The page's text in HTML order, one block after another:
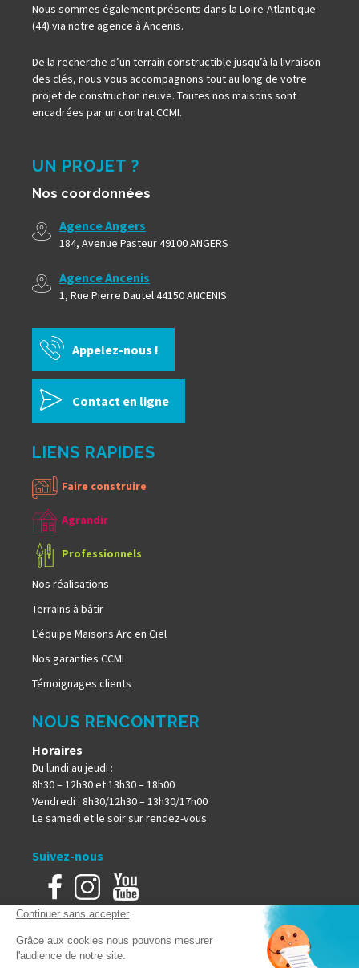
Nous sommes également présents dans la Loire-Atlantique
(44) via notre agence à Ancenis.
De la recherche d’un terrain constructible jusqu’à la livraison
des clés, nous vous accompagnons tout au long de votre
projet de construction neuve. Toutes nos maisons sont
encadrées par un contrat CCMI.
UN PROJET ?
Nos coordonnées
Agence Angers
184, Avenue Pasteur 49100 ANGERS
Agence Ancenis
1, Rue Pierre Dautel 44150 ANCENIS
Appelez-nous !
Contact en ligne
LIENS RAPIDES
Faire construire
Agrandir
Professionnels
Nos réalisations
Terrains à bâtir
L’équipe Maisons Arc en Ciel
Nos garanties CCMI
Témoignages clients
NOUS RENCONTRER
Horaires
Du lundi au jeudi :
8h30 – 12h30 et 13h30 – 18h00
Vendredi : 8h30/12h30 – 13h30/17h00
Le samedi et le soir sur rendez-vous
Suivez-nous
Accueil Mentions Légales